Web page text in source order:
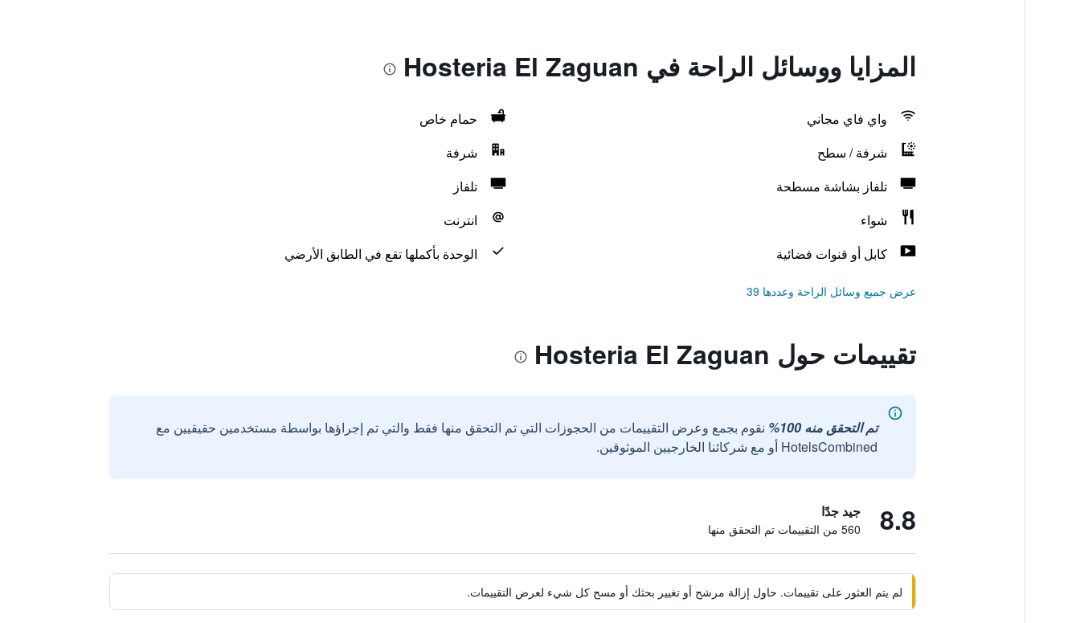
المزايا ووسائل الراحة في Hosteria El Zaguan
واي فاي مجاني
حمام خاص
شرفة / سطح
شرفة
تلفاز بشاشة مسطحة
تلفاز
شواء
انترنت
كابل أو قنوات فضائية
الوحدة بأكملها تقع في الطابق الأرضي
عرض جميع وسائل الراحة وعددها 39
تقييمات حول Hosteria El Zaguan
تم التحقق منه 100%
نقوم بجمع وعرض التقييمات من الحجوزات التي تم التحقق منها فقط والتي تم إجراؤها بواسطة مستخدمين حقيقيين مع
HotelsCombined أو مع شركائنا الخارجيين الموثوقين.
8.8 جيد جدًا
560 من التقييمات تم التحقق منها
لم يتم العثور على تقييمات. حاول إزالة مرشح أو تغيير بحثك أو مسح كل شيء لعرض التقييمات.